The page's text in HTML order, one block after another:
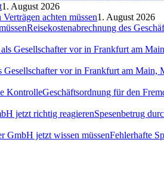
1. August 2026
achten müssen1. August 2026
Reisekostenabrechnung des
vor in Frankfurt am
Geschäftsordnung für den
Spesenbetrug
Fehlerhafte